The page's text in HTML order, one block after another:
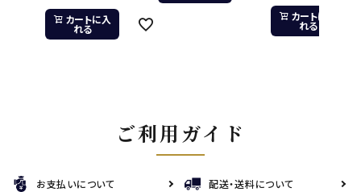
カートに入
れる
カートに入
れる
ご利用ガイド
お支払いについて 配送・送料について